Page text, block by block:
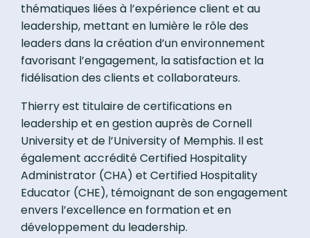
thématiques liées à l’expérience client et au
leadership, mettant en lumière le rôle des
leaders dans la création d’un environnement
favorisant l’engagement, la satisfaction et la
fidélisation des clients et collaborateurs.
Thierry est titulaire de certifications en
leadership et en gestion auprès de Cornell
University et de l’University of Memphis. Il est
également accrédité Certified Hospitality
Administrator (CHA) et Certified Hospitality
Educator (CHE), témoignant de son engagement
envers l’excellence en formation et en
développement du leadership.